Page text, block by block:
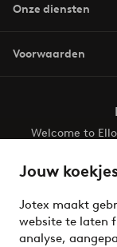
Jouw
Jotex maakt
website te laten
analyse,
Onze diensten
Voorwaarden
Welcome to
your